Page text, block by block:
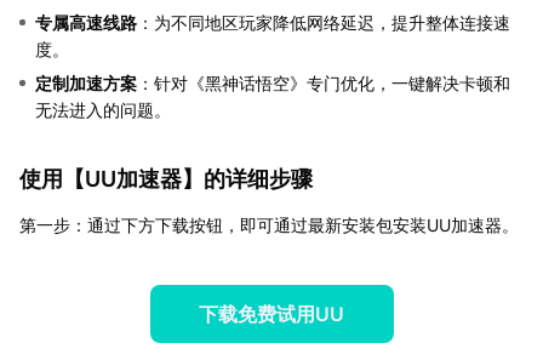
专属高速线路 ：为不同地区玩家降低网络延迟，提升整体连接速
度。
定制加速方案 ：针对《黑神话悟空》专门优化，一键解决卡顿和
无法进入的问题。
使用【UU加速器】的详细步骤
第一步：通过下方下载按钮，即可通过最新安装包安装UU加速器。
下载免费试用UU